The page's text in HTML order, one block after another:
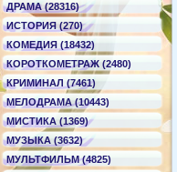
ДРАМА (28316)
ИСТОРИЯ (270)
КОМЕДИЯ (18432)
КОРОТКОМЕТРАЖ (2480)
КРИМИНАЛ (7461)
МЕЛОДРАМА (10443)
МИСТИКА (1369)
МУЗЫКА (3632)
МУЛЬТФИЛЬМ (4825)